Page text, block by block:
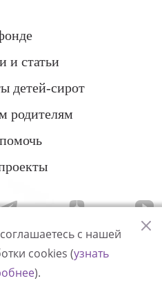
и статьи
детей-сирот
родителям
с нашей
cookies (узнать
).